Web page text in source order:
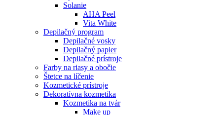
Solanie
AHA Peel
Vita White
Depilačný program
Depilačné vosky
Depilačný papier
Depilačné prístroje
Farby na riasy a obočie
Štetce na líčenie
Kozmetické prístroje
Dekoratívna kozmetika
Kozmetika na tvár
Make up